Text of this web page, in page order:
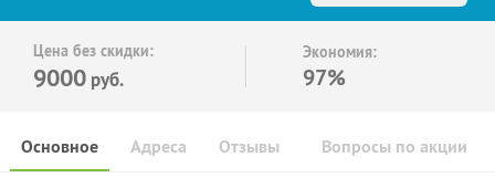
Цена без скидки:
9000 руб.
Экономия:
97%
Основное Отзывы Вопросы по акции
Адреса